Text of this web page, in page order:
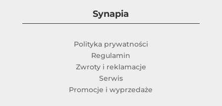
Synapia
Polityka prywatności
Regulamin
Zwroty i reklamacje
Serwis
Promocje i wyprzedaże